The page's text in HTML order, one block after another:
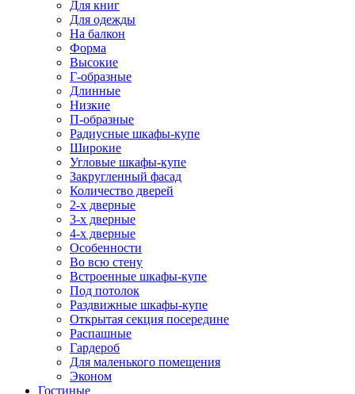
Для книг
Для одежды
На балкон
Форма
Высокие
Г-образные
Длинные
Низкие
П-образные
Радиусные шкафы-купе
Широкие
Угловые шкафы-купе
Закругленный фасад
Количество дверей
2-х дверные
3-х дверные
4-х дверные
Особенности
Во всю стену
Встроенные шкафы-купе
Под потолок
Раздвижные шкафы-купе
Открытая секция посередине
Распашные
Гардероб
Для маленького помещения
Эконом
Гостиные